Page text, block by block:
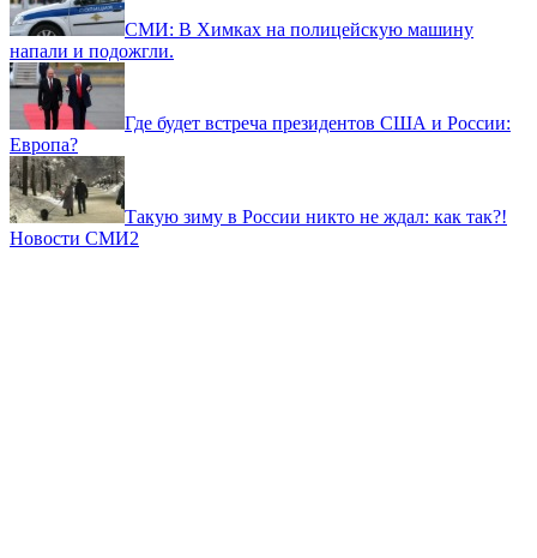
СМИ: В Химках на полицейскую машину
напали и подожгли.
Где будет встреча президентов США и России:
Европа?
Такую зиму в России никто не ждал: как так?!
Новости СМИ2